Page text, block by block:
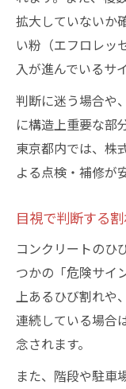
拡大していないか
い粉（エフロレッ
入が進んでいるサ
判断に迷う場合や
に構造上重要な部
東京都内では、株
よる点検・補修が
目視で判断する
コンクリートのひ
つかの「危険サイ
上あるひび割れや
連続している場合
念されます。
また、階段や駐車